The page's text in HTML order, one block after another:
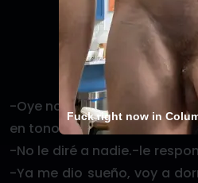
-Oye no hay que decirle a
en tono serio.
-No le diré a nadie.-le
-Ya me dio sueño, voy a
Fuck right now in